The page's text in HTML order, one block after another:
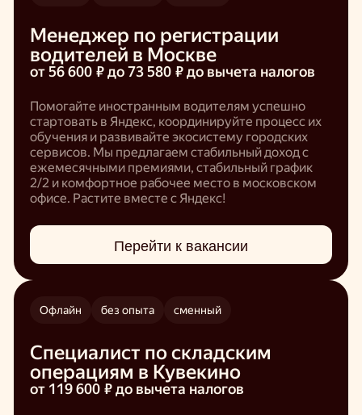
Менеджер по регистрации
водителей в Москве
от 56 600 ₽ до 73 580 ₽до вычета налогов
Помогайте иностранным водителям успешно
стартовать в Яндекс, координируйте процесс их
обучения и развивайте экосистему городских
сервисов. Мы предлагаем стабильный доход с
ежемесячными премиями, стабильный график
2/2 и комфортное рабочее место в московском
офисе. Растите вместе с Яндекс!
Перейти к вакансии
Офлайн без опыта сменный
Специалист по складским
операциям в Кувекино
от 119 600 ₽до вычета налогов